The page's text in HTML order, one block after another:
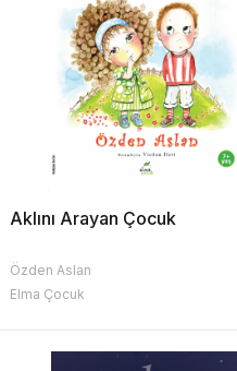
Aklını Arayan Çocuk
Özden Aslan
Elma Çocuk